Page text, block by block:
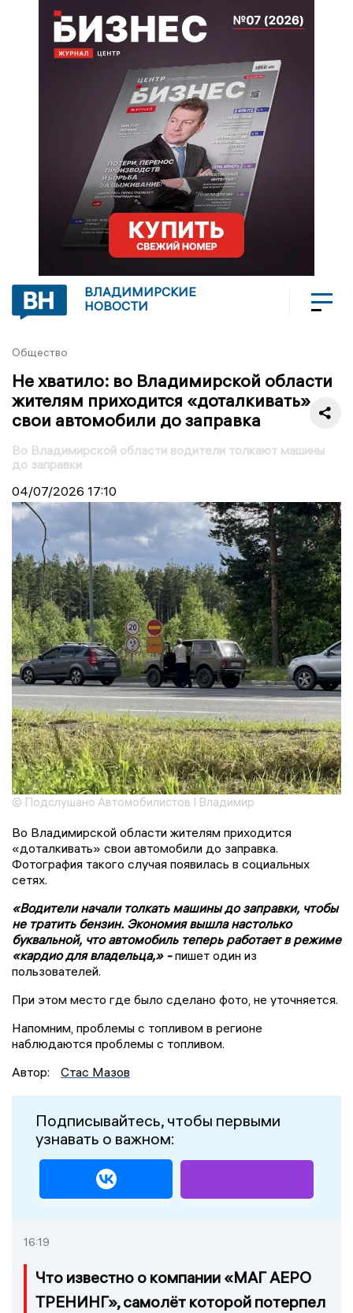
ВЛАДИМИРСКИЕ
НОВОСТИ
Общество
Не хватило: во Владимирской области
жителям приходится «доталкивать»
свои автомобили до заправка
Во Владимирской области водители толкают машины
до заправки
04/07/2026 17:10
© Подслушано Автомобилистов I Владимир
Во Владимирской области жителям приходится
«доталкивать» свои автомобили до заправка.
Фотография такого случая появилась в социальных
сетях.
«Водители начали толкать машины до заправки, чтобы
не тратить бензин. Экономия вышла настолько
буквальной, что автомобиль теперь работает в режиме
«кардио для владельца,» -пишет один из
пользователей.
При этом место где было сделано фото, не уточняется.
Напомним, проблемы с топливом в регионе
наблюдаются проблемы с топливом.
Автор:
Стас Мазов
Подписывайтесь, чтобы первыми
узнавать о важном:
16:19
Что известно о компании «МАГ АЕРО
ТРЕНИНГ», самолёт которой потерпел